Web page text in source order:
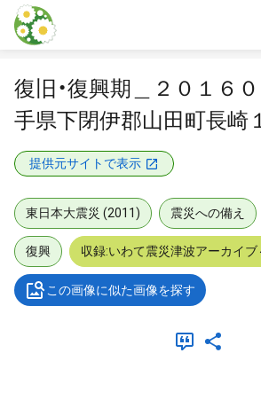
本文に飛ぶ
復旧・復興期＿２０１６
手県下閉伊郡山田町長崎
提供元サイトで表示
東日本大震災 (2011) 震災への備え
復興 収録:いわて震災津波アーカイブ
この画像に似た画像を探す